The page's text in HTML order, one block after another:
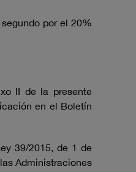
por el 20%
II de la presente
en el Boletín
39/2015, de 1 de
Administraciones